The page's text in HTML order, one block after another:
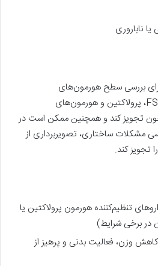
ناباروری
بررسی سطح هورمون‌های
تستوسترون، FSH، LH، پرولاکتین و هورمون‌های
تجویز کند و همچنین ممکن است در
مشکلات ساختاری، تصویربرداری از
تنظیم‌کننده هورمون پرولاکتین یا
در برخی شرایط)
وزن، فعالیت بدنی و پرهیز از